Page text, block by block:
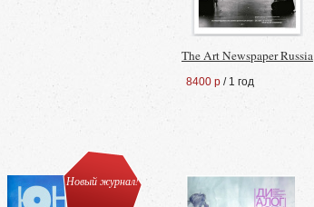
The Art Newspaper Russia
8400 р / 1 год
Новый журнал!